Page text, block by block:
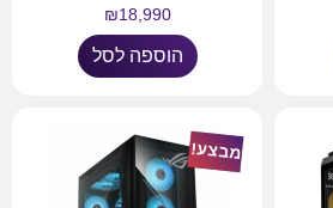
₪18,990
הוספה לסל
מבצע!